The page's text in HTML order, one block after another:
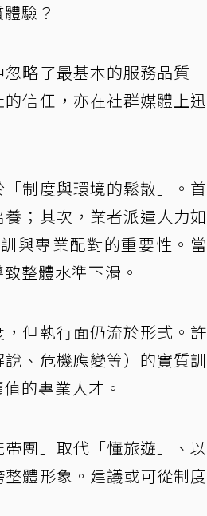
驗？
忽略了最基本的服務品質—
信任，亦在社群媒體上迅
制度與環境的鬆散」。首
；其次，業者派遣人力如
與專業配對的重要性。當
整體水準下滑。
但執行面仍流於形式。許
、危機應變等）的實質訓
的專業人才。
團」取代「懂旅遊」、以
體形象。建議或可從制度